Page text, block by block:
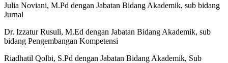
Julia Noviani, M.Pd dengan Jabatan Bidang Akademik, sub bidang
Jurnal
Dr. Izzatur Rusuli, M.Ed dengan Jabatan Bidang Akademik, sub
bidang Pengembangan Kompetensi
Riadhatil Qolbi, S.Pd dengan Jabatan Bidang Akademik, Sub